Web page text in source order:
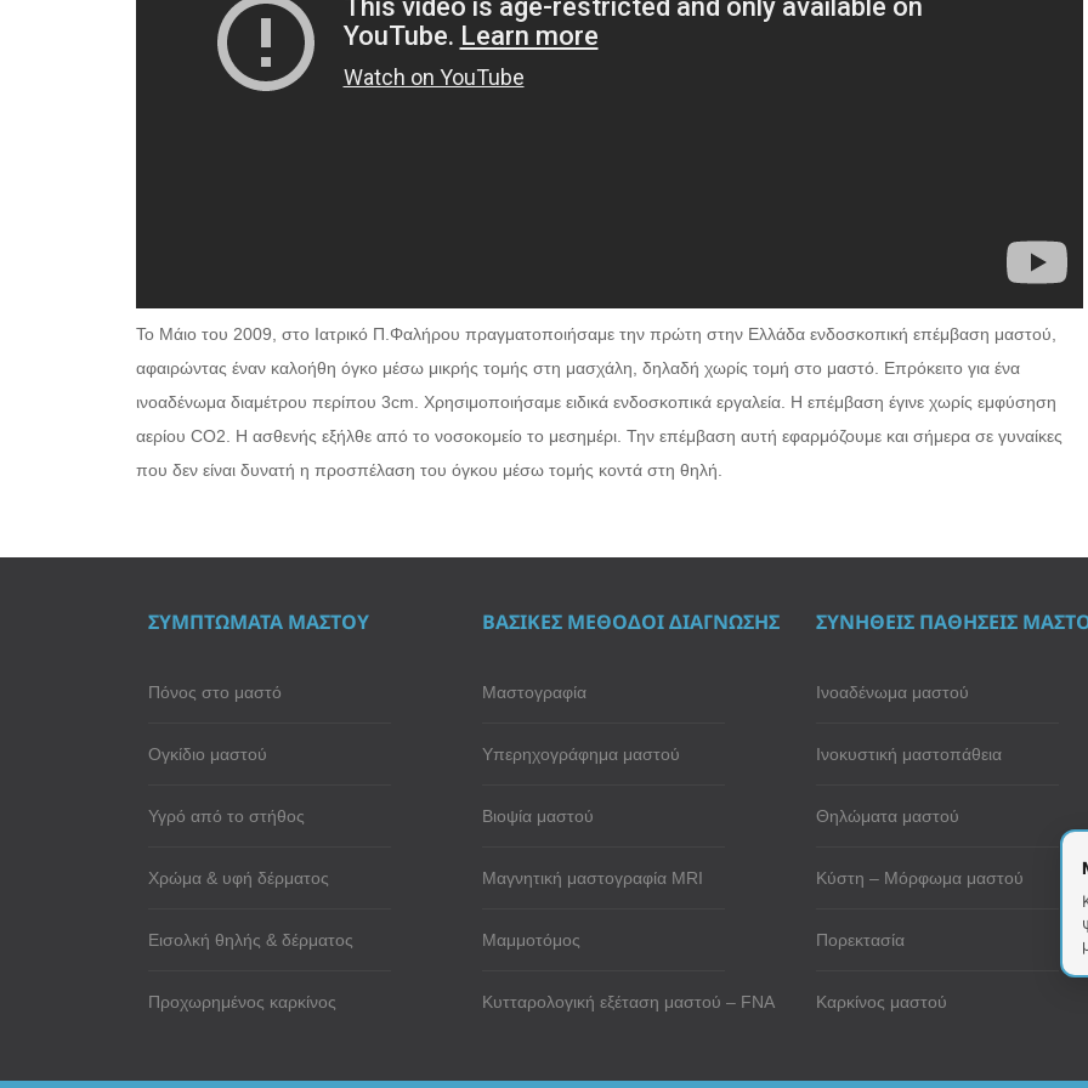
Το Μάιο του 2009, στο Ιατρικό Π.Φαλήρου πραγματοποιήσαμε την πρώτη στην Ελλάδα ενδοσκοπική επέμβαση μαστού,
αφαιρώντας έναν καλοήθη όγκο μέσω μικρής τομής στη μασχάλη, δηλαδή χωρίς τομή στο μαστό. Επρόκειτο για ένα
ινοαδένωμα διαμέτρου περίπου 3cm. Χρησιμοποιήσαμε ειδικά ενδοσκοπικά εργαλεία. Η επέμβαση έγινε χωρίς εμφύσηση
αερίου CO2. Η ασθενής εξήλθε από το νοσοκομείο το μεσημέρι. Την επέμβαση αυτή εφαρμόζουμε και σήμερα σε γυναίκες
που δεν είναι δυνατή η προσπέλαση του όγκου μέσω τομής κοντά στη θηλή.
ΣΥΜΠΤΩΜΑΤΑ ΜΑΣΤΟΥ
Πόνος στο μαστό
Ογκίδιο μαστού
Υγρό από το στήθος
Χρώμα & υφή δέρματος
Εισολκή θηλής & δέρματος
Προχωρημένος καρκίνος
ΒΑΣΙΚΕΣ ΜΕΘΟΔΟΙ ΔΙΑΓΝΩΣΗΣ
Μαστογραφία
Υπερηχογράφημα μαστού
Βιοψία μαστού
Μαγνητική μαστογραφία MRI
Μαμμοτόμος
Κυτταρολογική εξέταση μαστού – FNA
ΣΥΝΗΘΕΙΣ ΠΑΘΗΣΕΙΣ
Ινοαδένωμα μαστού
Ινοκυστική μαστοπάθεια
Θηλώματα μαστού
Κύστη – Μόρφωμα μαστού
Πορεκτασία
Καρκίνος μαστού